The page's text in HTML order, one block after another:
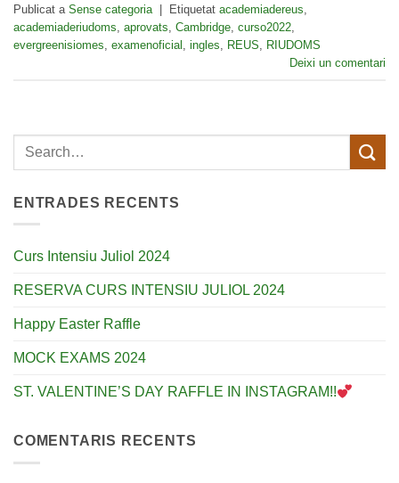
Publicat a Sense categoria Etiquetat academiadereus
academiaderiudoms aprovats Cambridge curso2022
evergreenisiomes examenoficial ingles REUS
RIUDOMS
Deixi un comentari
ENTRADES RECENTS
Curs Intensiu Juliol 2024
RESERVA CURS INTENSIU JULIOL 2024
Happy Easter Raffle
MOCK EXAMS 2024
ST. VALENTINE’S DAY RAFFLE IN INSTAGRAM!!
COMENTARIS RECENTS